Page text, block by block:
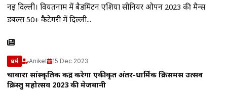
नई दिल्ली। वियतनाम में बैडमिंटन एशिया सीनियर ओपन 2023 की मैन्स
डबल्स 50+ कैटेगरी में दिल्ली...
धर्म Aniket 15 Dec 2023
चावारा सांस्कृतिक केंद्र करेगा एकीकृत अंतर-धार्मिक क्रिसमस उत्सव
क्रिस्तु महोत्सव 2023 की मेजबानी